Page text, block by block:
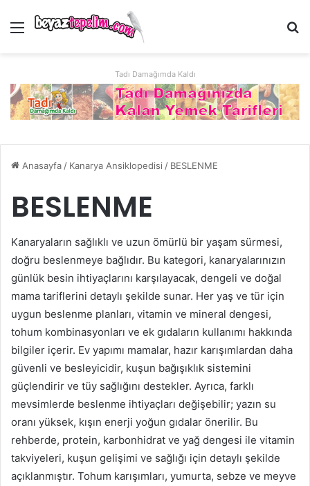
Menü
Tadı Damağımda Kaldı
Anasayfa / Kanarya Ansiklopedisi / BESLENME
BESLENME
Kanaryaların sağlıklı ve uzun ömürlü bir yaşam sürmesi,
doğru beslenmeye bağlıdır. Bu kategori, kanaryalarınızın
günlük besin ihtiyaçlarını karşılayacak, dengeli ve doğal
mama tariflerini detaylı şekilde sunar. Her yaş ve tür için
uygun beslenme planları, vitamin ve mineral dengesi,
tohum kombinasyonları ve ek gıdaların kullanımı hakkında
bilgiler içerir. Ev yapımı mamalar, hazır karışımlardan daha
güvenli ve besleyicidir, kuşun bağışıklık sistemini
güçlendirir ve tüy sağlığını destekler. Ayrıca, farklı
mevsimlerde beslenme ihtiyaçları değişebilir; yazın su
oranı yüksek, kışın enerji yoğun gıdalar önerilir. Bu
rehberde, protein, karbonhidrat ve yağ dengesi ile vitamin
takviyeleri, kuşun gelişimi ve sağlığı için detaylı şekilde
açıklanmıştır. Tohum karışımları, yumurta, sebze ve meyve